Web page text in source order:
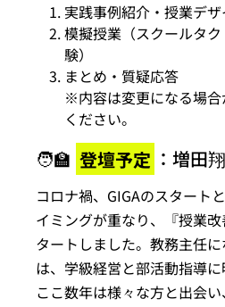
実践事例紹介・授業デ
模擬授業（スクールタ
験）
まとめ・質疑応答
※内容は変更になる場
ください。
🧑‍🏫 登壇予定 ：増田
コロナ禍、GIGAのスタート
イミングが重なり、『授業
タートしました。教務主任
は、学級経営と部活動指導に
ここ数年は様々な方と出会